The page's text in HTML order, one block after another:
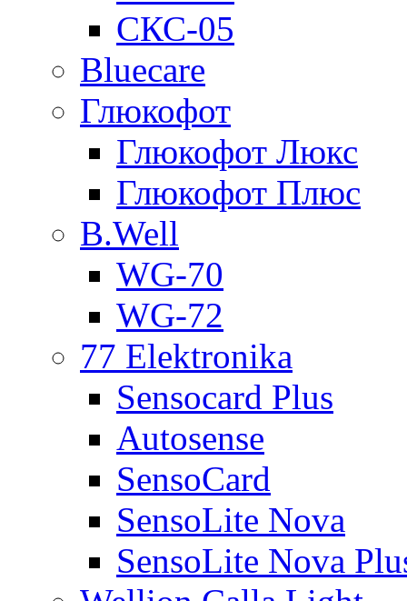
СКС-05
Bluecare
Глюкофот
Глюкофот Люкс
Глюкофот Плюс
B.Well
WG-70
WG-72
77 Elektronika
Sensocard Plus
Autosense
SensoCard
SensoLite Nova
SensoLite Nova